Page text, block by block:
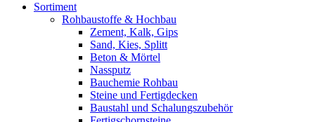
Sortiment
Rohbaustoffe & Hochbau
Zement, Kalk, Gips
Sand, Kies, Splitt
Beton & Mörtel
Nassputz
Bauchemie Rohbau
Steine und Fertigdecken
Baustahl und Schalungszubehör